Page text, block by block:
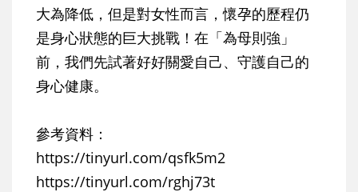
大為降低，但是對女性而言，懷孕的歷程仍
是身心狀態的巨大挑戰！在「為母則強」
前，我們先試著好好關愛自己、守護自己的
身心健康。
參考資料：
https://tinyurl.com/qsfk5m2
https://tinyurl.com/rghj73t